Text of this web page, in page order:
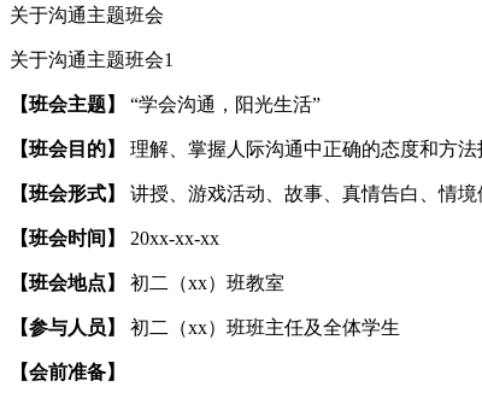
关于沟通主题班会
关于沟通主题班会1
【班会主题】 “学会沟通，阳光生活”
【班会目的】 理解、掌握人际沟通中正确的态度和方法
【班会形式】 讲授、游戏活动、故事、真情告白、情境
【班会时间】 20xx-xx-xx
【班会地点】 初二（xx）班教室
【参与人员】 初二（xx）班班主任及全体学生
【会前准备】